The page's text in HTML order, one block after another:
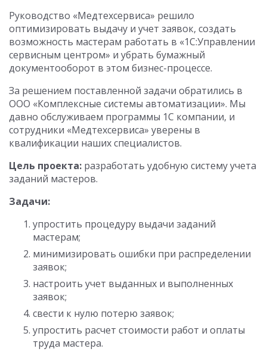
Руководство «Медтехсервиса» решило
оптимизировать выдачу и учет заявок, создать
возможность мастерам работать в «1С:Управлении
сервисным центром» и убрать бумажный
документооборот в этом бизнес-процессе.
За решением поставленной задачи обратились в
ООО «Комплексные системы автоматизации». Мы
давно обслуживаем программы 1С компании, и
сотрудники «Медтехсервиса» уверены в
квалификации наших специалистов.
Цель проекта: разработать удобную систему учета
заданий мастеров.
Задачи:
упростить процедуру выдачи заданий
мастерам;
минимизировать ошибки при распределении
заявок;
настроить учет выданных и выполненных
заявок;
свести к нулю потерю заявок;
упростить расчет стоимости работ и оплаты
труда мастера.